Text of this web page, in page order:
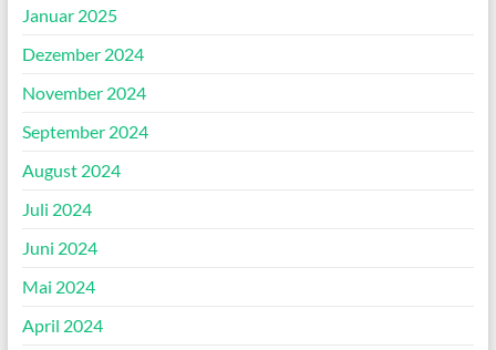
Januar 2025
Dezember 2024
November 2024
September 2024
August 2024
Juli 2024
Juni 2024
Mai 2024
April 2024